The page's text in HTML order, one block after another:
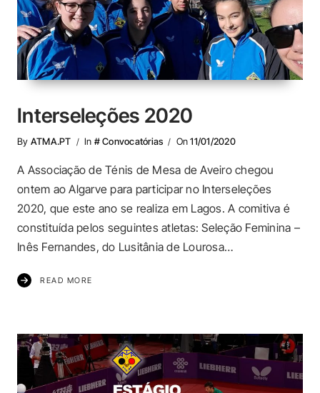
Interseleções 2020
By ATMA.PT In # Convocatórias On11/01/2020
A Associação de Ténis de Mesa de Aveiro chegou
ontem ao Algarve para participar no Interseleções
2020, que este ano se realiza em Lagos. A comitiva é
constituída pelos seguintes atletas: Seleção Feminina –
Inês Fernandes, do Lusitânia de Lourosa…
READ MORE